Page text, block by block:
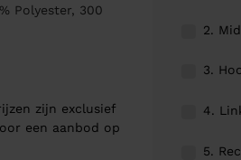
Polyester, 300
zijn exclusief
een aanbod op
2.
3.
4.
5.